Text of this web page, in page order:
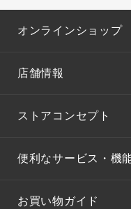
オンラインショップ
店舗情報
ストアコンセプト
便利なサービス・機
お買い物ガイド